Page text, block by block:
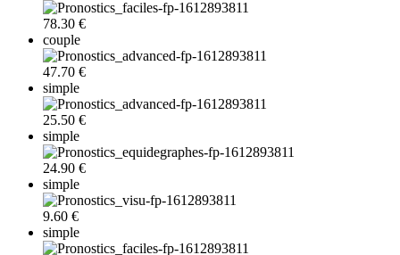
78.30 €
couple
47.70 €
simple
25.50 €
simple
24.90 €
simple
9.60 €
simple